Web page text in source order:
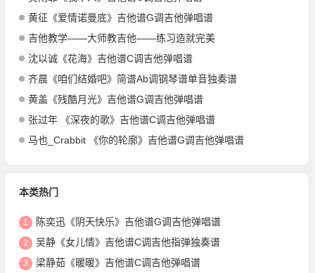
黄征《爱情诺曼底》吉他谱G调吉他弹唱谱
吉他教学——大师教吉他——练习造就完美
沈以诚《花海》吉他谱C调吉他弹唱谱
齐晨《咱们结婚吧》简谱Ab调钢琴谱单音独奏谱
黄盖《残酷月光》吉他谱G调吉他弹唱谱
张过年 《深夜的歌》吉他谱C调吉他弹唱谱
马也_Crabbit 《你的轮廓》吉他谱G调吉他弹唱谱
本类热门
1 陈奕迅《阴天快乐》吉他谱G调吉他弹唱谱
2 吴静《女儿情》吉他谱C调吉他指弹独奏谱
3 梁静茹《暖暖》吉他谱C调吉他弹唱谱